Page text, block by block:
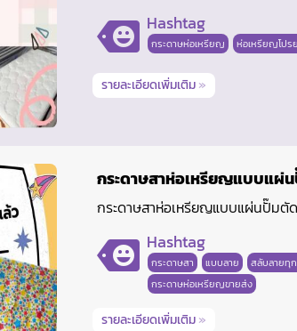
Hashtag
กระดาษห่อเหรียญ ห่อเหรียญโปร
รายละเอียดเพิ่มเติม»
กระดาษสาห่อเหรียญแบบแ
กระดาษสาห่อเหรียญแบบแผ่นปั๊มตั
Hashtag
กระดาษสา แบบลาย สลับลายทุ
กระดาษห่อเหรียญขายส่ง
รายละเอียดเพิ่มเติม»